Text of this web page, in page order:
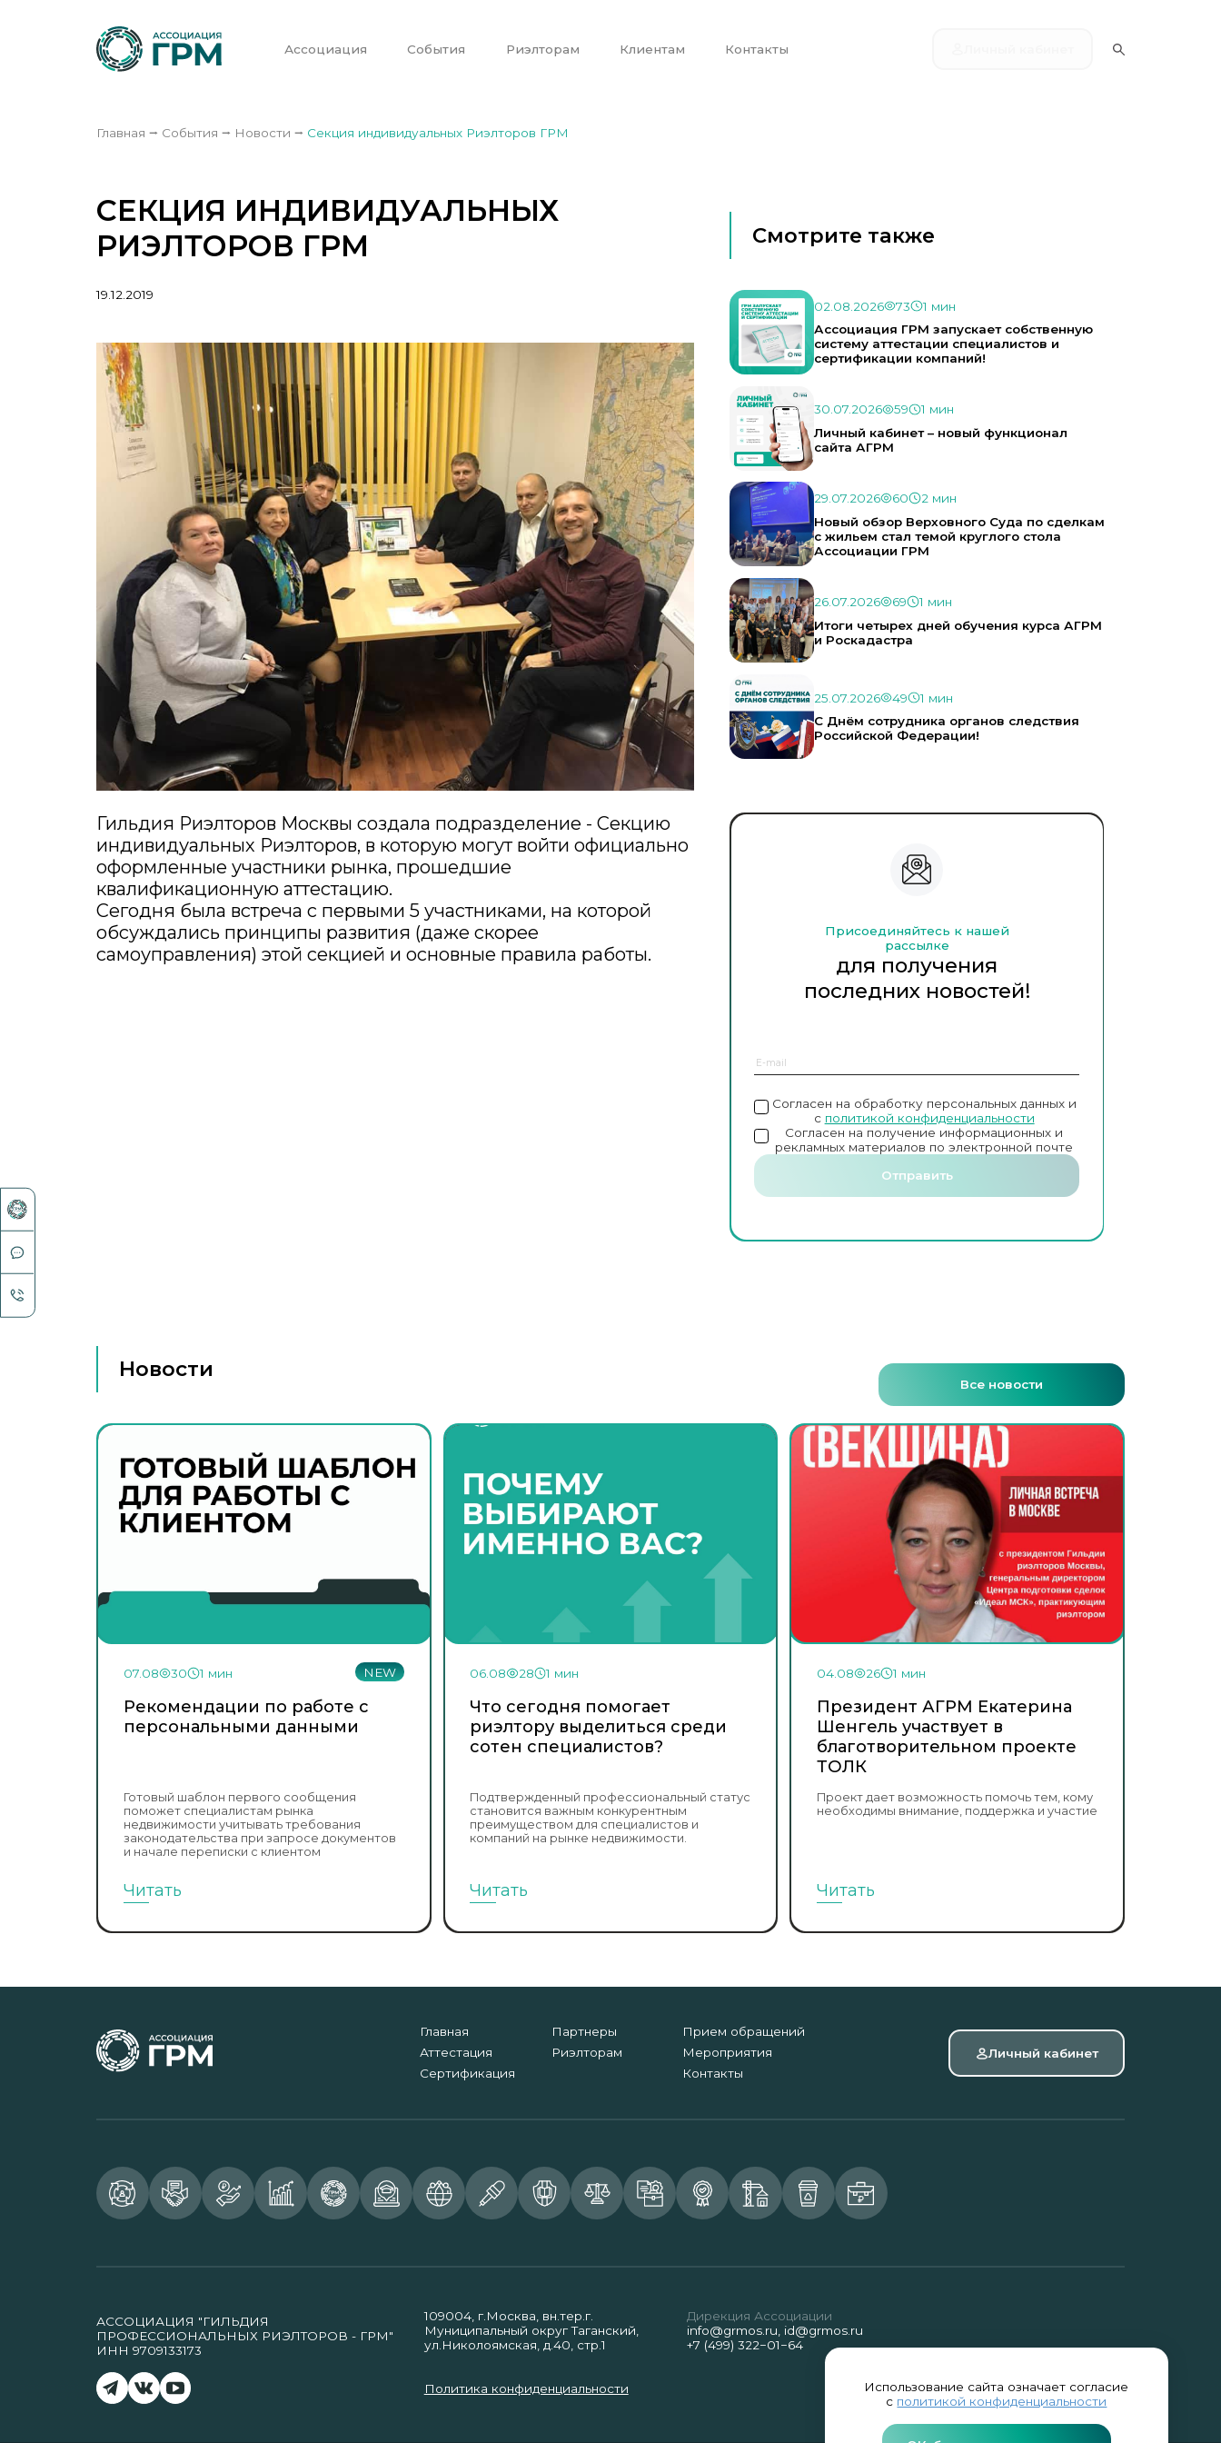
Ассоциация События Риэлторам Клиентам Контакты
Главная ⭢ События ⭢ Новости ⭢ Секция индивидуальных Риэлторов ГРМ
СЕКЦИЯ ИНДИВИДУАЛЬНЫХ
РИЭЛТОРОВ ГРМ
19.12.2019
Гильдия Риэлторов Москвы создала подразделение - Секцию
индивидуальных Риэлторов, в которую могут войти официально
оформленные участники рынка, прошедшие
квалификационную аттестацию.
Сегодня была встреча с первыми 5 участниками, на которой
обсуждались принципы развития (даже скорее
самоуправления) этой секцией и основные правила работы.
Смотрите также
02.08.2026 73
1 мин
Ассоциация ГРМ запускает собственную
систему аттестации специалистов и
сертификации компаний!
30.07.2026 59
1 мин
Личный кабинет – новый функционал
сайта АГРМ
29.07.2026 60
2 мин
Новый обзор Верховного Суда по сделкам
с жильем стал темой круглого стола
Ассоциации ГРМ
26.07.2026 69
1 мин
Итоги четырех дней обучения курса АГРМ
и Роскадастра
25.07.2026 49
1 мин
С Днём сотрудника органов следствия
Российской Федерации!
Присоединяйтесь к нашей
рассылке
для получения
последних новостей!
Согласен на обработку персональных данных и
с политикой конфиденциальности
Согласен на получение информационных и
рекламных материалов по электронной почте
Отправить
Новости
Все новости
NEW
07.08 30 1 мин
Рекомендации по работе с
персональными данными
Готовый шаблон первого сообщения
поможет специалистам рынка
недвижимости учитывать требования
законодательства при запросе документов
и начале переписки с клиентом
Читать
06.08 28 1 мин
Что сегодня помогает
риэлтору выделиться среди
сотен специалистов?
Подтвержденный профессиональный статус
становится важным конкурентным
преимуществом для специалистов и
компаний на рынке недвижимости.
Читать
04.08 26 1 мин
Президент АГРМ Екатерина
Шенгель участвует в
благотворительном проекте
ТОЛК
Проект дает возможность помочь тем, кому
необходимы внимание, поддержка и участие
Читать
Использование сайта означает согласие
с политикой конфиденциальности
Главная
Аттестация
Сертификация
Партнеры
Риэлторам
Прием обращений
Мероприятия
Контакты
Личный кабинет
АССОЦИАЦИЯ "ГИЛЬДИЯ
ПРОФЕССИОНАЛЬНЫХ РИЭЛТОРОВ - ГРМ"
ИНН 9709133173
109004, г.Москва, вн.тер.г.
Муниципальный округ Таганский,
ул.Николоямская, д.40, стр.1
Дирекция Ассоциации
info@grmos.ru id@grmos.ru
+7 (499) 322−01−64
Политика конфиденциальности